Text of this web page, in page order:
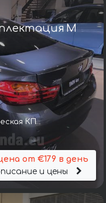
М
КП
от €179 в день
и цены